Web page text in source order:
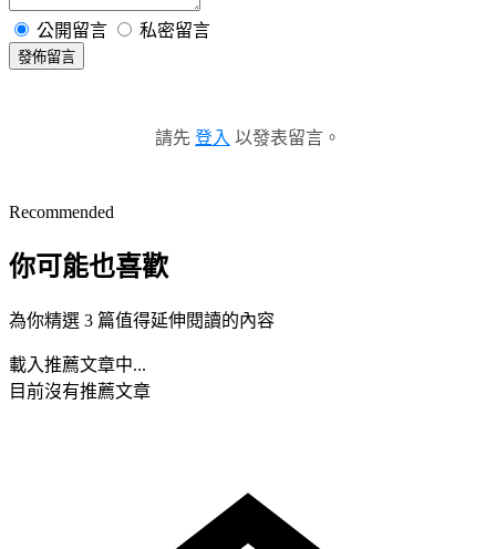
公開留言 私密留言
發佈留言
請先 登入 以發表留言。
Recommended
你可能也喜歡
為你精選 3 篇值得延伸閱讀的內容
載入推薦文章中...
目前沒有推薦文章